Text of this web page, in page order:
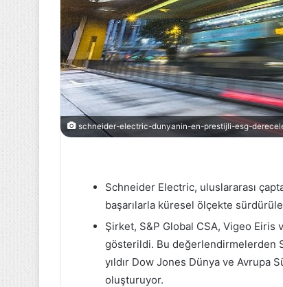
schneider-electric-dunyanin-en-prestijli-esg-
Schneider Electric, uluslararası
başarılarla küresel ölçekte
Şirket, S&P Global CSA, Vigeo Eiris
gösterildi. Bu değerlendirmelerden
yıldır Dow Jones Dünya ve
oluşturuyor.
Eskişehirspor
Maçı
İçin
Bilet
Düşürüldü
Fiyatları 1